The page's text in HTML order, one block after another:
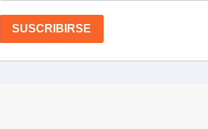
SUSCRIBIRSE